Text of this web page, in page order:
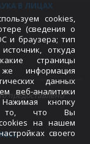
В ЛИЦАХ
предоставлено
cookies,
(сведения о
и браузера; тип
откуда
страницы
информация
данных
веб-аналитики
кнопку
то, что Вы
на нашем
своего